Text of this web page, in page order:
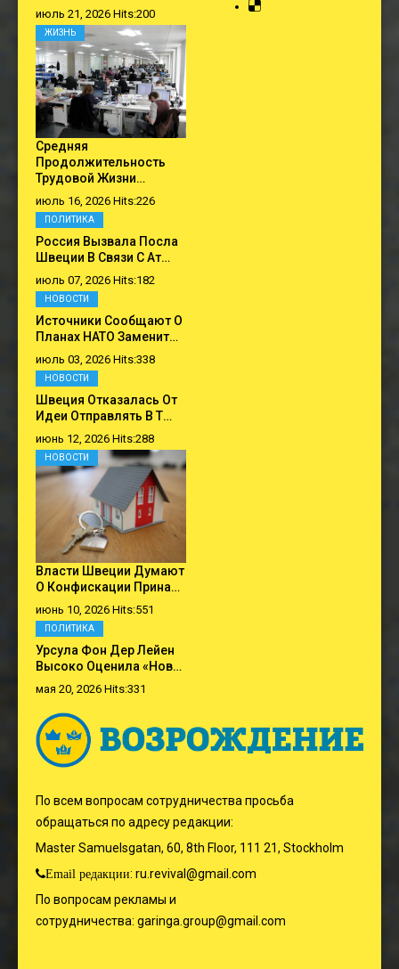
июль 21, 2026 Hits:200
Средняя
Продолжительность
Трудовой Жизни…
июль 16, 2026 Hits:226
ЖИЗНЬ
Россия Вызвала Посла
Швеции В Связи С Ат…
июль 07, 2026 Hits:182
ПОЛИТИКА
Источники Сообщают О
Планах НАТО Заменит…
июль 03, 2026 Hits:338
НОВОСТИ
Швеция Отказалась От
Идеи Отправлять В Т…
июнь 12, 2026 Hits:288
НОВОСТИ
Власти Швеции Думают
О Конфискации Прина…
июнь 10, 2026 Hits:551
НОВОСТИ
Урсула Фон Дер Лейен
Высоко Оценила «нов…
мая 20, 2026 Hits:331
ПОЛИТИКА
По всем вопросам сотрудничества просьба
обращаться по адресу редакции:
Master Samuelsgatan, 60, 8th Floor, 111 21, Stockholm
Email редакции: ru.revival@gmail.com
По вопросам рекламы и
сотрудничества: garinga.group@gmail.com